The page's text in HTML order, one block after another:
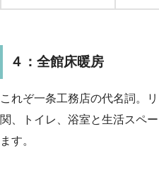
４：全館床暖房
これぞ一条工務店の代名詞。
関、トイレ、浴室と生活スペ
ます。